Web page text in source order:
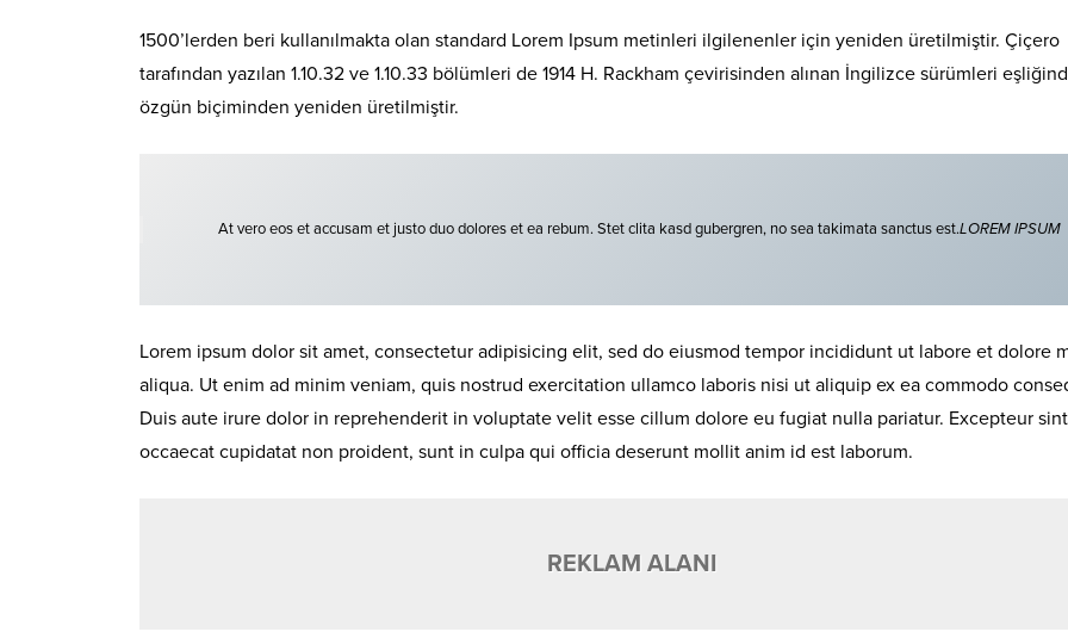
1500’lerden beri kullanılmakta olan standard Lorem Ipsum metinleri ilgilenenler için yeniden üretilmiştir. Çiçero
tarafından yazılan 1.10.32 ve 1.10.33 bölümleri de 1914 H. Rackham çevirisinden alınan İngilizce sürümleri
özgün biçiminden yeniden üretilmiştir.
At vero eos et accusam et justo duo dolores et ea rebum. Stet clita kasd gubergren, no sea takimata sanctus est.LOREM IPSUM
Lorem ipsum dolor sit amet, consectetur adipisicing elit, sed do eiusmod tempor incididunt ut labore et dolore
aliqua. Ut enim ad minim veniam, quis nostrud exercitation ullamco laboris nisi ut aliquip ex ea commodo
Duis aute irure dolor in reprehenderit in voluptate velit esse cillum dolore eu fugiat nulla pariatur. Excepteur sint
occaecat cupidatat non proident, sunt in culpa qui officia deserunt mollit anim id est laborum.
REKLAM ALANI